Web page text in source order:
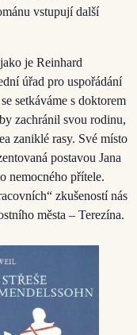
vstupují další
je Reinhard
úřad pro uspořádání
setkáváme s doktorem
zachránil svou rodinu,
zaniklé rasy. Své místo
postavou Jana
nemocného přítele.
zkušeností nás
města – Terezína.